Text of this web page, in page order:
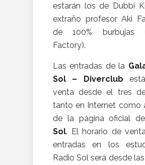
estarán los de Dubbi
extraño profesor Aki
de 100% burbujas
Factory).
Las entradas de la
Sol – Diverclub
venta desde el tres
tanto en Internet como
de la página oficial de
Sol. El horario de
entradas en los
Radio Sol será desde